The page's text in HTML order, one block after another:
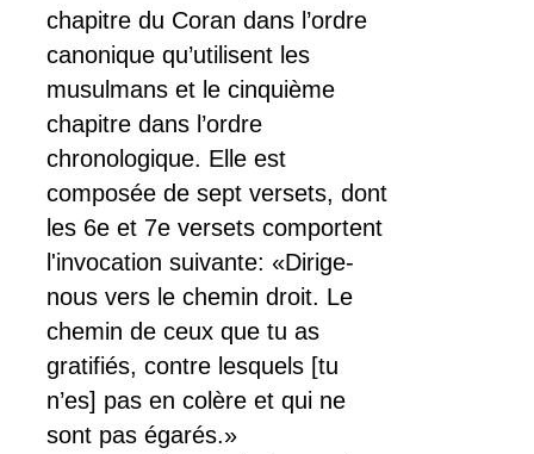
chapitre du Coran dans l’ordre
canonique qu’utilisent les
musulmans et le cinquième
chapitre dans l’ordre
chronologique. Elle est
composée de sept versets, dont
les 6e et 7e versets comportent
l'invocation suivante: «Dirige-
nous vers le chemin droit. Le
chemin de ceux que tu as
gratifiés, contre lesquels [tu
n’es] pas en colère et qui ne
sont pas égarés.»